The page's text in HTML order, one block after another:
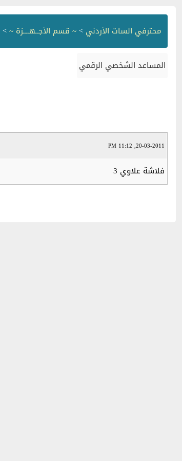
محترفي السات الأردني >~ قسم الأجــهــــزة ~>
المساعد الشخصي الرقمي
20-03-2011, 11:12 PM
فلاشة علاوي 3